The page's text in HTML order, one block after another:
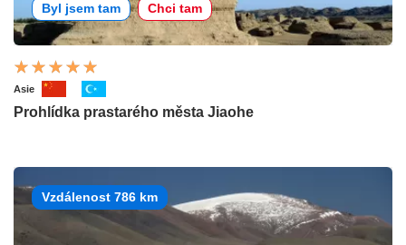
Byl jsem tam Chci tam
Asie
Prohlídka prastarého města Jiaohe
Vzdálenost 786 km